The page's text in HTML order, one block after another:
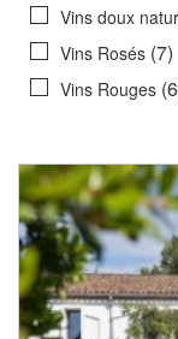
Vins doux
Vins Rosés (7)
Vins Rouges